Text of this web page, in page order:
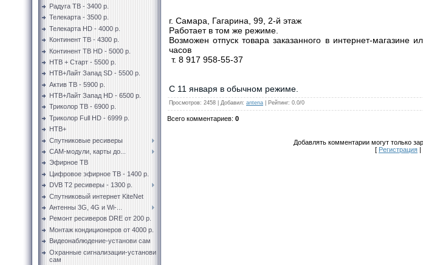
Радуга ТВ - 3400 р.
Телекарта - 3500 р.
Телекарта HD - 4000 р.
Континент ТВ - 4300 р.
Континент ТВ HD - 5000 р.
НТВ + Старт - 5500 р.
НТВ+Лайт Запад SD - 5500 р.
Актив ТВ - 5900 р.
НТВ+Лайт Запад HD - 6500 р.
Триколор ТВ - 6900 р.
Триколор Full HD - 6999 р.
НТВ+
Спутниковые ресиверы
CAM-модули, карты до...
Эфирное ТВ
Цифровое эфирное ТВ - 1400 р.
DVB T2 ресиверы - 1300 р.
Спутниковый интернет KiteNet
Антенны 3G, 4G и Wi-...
Ремонт ресиверов DRE от 200 р.
Монтаж кондиционеров от 4000 р.
Видеонаблюдение-установи сам
Охранные сигнализации-установи
сам
г. Самара, Гагарина, 99, 2-й этаж
Работает в том же режиме.
Возможен отпуск товара заказанного в интернет-
часов
т. 8 917 958-55-37
С 11 января в обычном режиме.
Просмотров: 2458 Добавил: antena Рейтинг: 0.0/0
Всего комментариев: 0
Добавлять комментарии могут только
[ Регистрация |